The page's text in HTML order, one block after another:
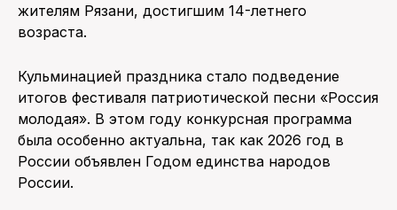
жителям Рязани, достигшим 14-летнего
возраста.
Кульминацией праздника стало подведение
итогов фестиваля патриотической песни «Россия
молодая». В этом году конкурсная программа
была особенно актуальна, так как 2026 год в
России объявлен Годом единства народов
России.